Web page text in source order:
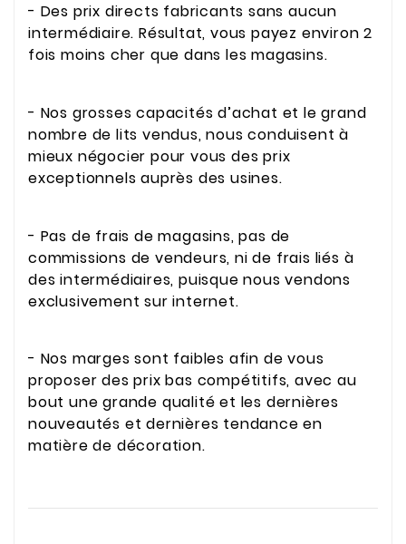
- Des prix directs fabricants sans aucun
intermédiaire. Résultat, vous payez environ 2
fois moins cher que dans les magasins.
- Nos grosses capacités d’achat et le grand
nombre de lits vendus, nous conduisent à
mieux négocier pour vous des prix
exceptionnels auprès des usines.
- Pas de frais de magasins, pas de
commissions de vendeurs, ni de frais liés à
des intermédiaires, puisque nous vendons
exclusivement sur internet.
- Nos marges sont faibles afin de vous
proposer des prix bas compétitifs, avec au
bout une grande qualité et les dernières
nouveautés et dernières tendance en
matière de décoration.